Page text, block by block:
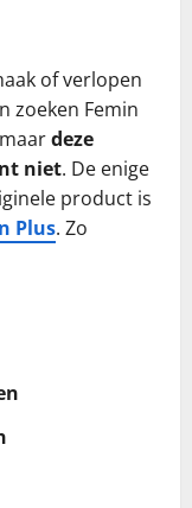
of verlopen
zoeken Femin
deze
niet. De enige
product is
Plus. Zo